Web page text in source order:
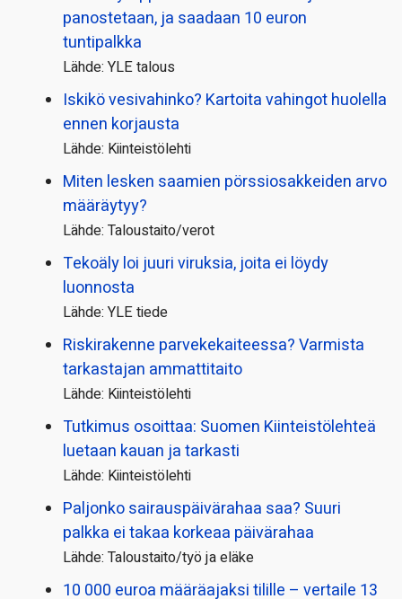
panostetaan, ja saadaan 10 euron
tuntipalkka
Lähde: YLE talous
Iskikö vesivahinko? Kartoita vahingot huolella
ennen korjausta
Lähde: Kiinteistölehti
Miten lesken saamien pörssi­osakkeiden arvo
määräytyy?
Lähde: Taloustaito/verot
Tekoäly loi juuri viruksia, joita ei löydy
luonnosta
Lähde: YLE tiede
Riskirakenne parvekekaiteessa? Varmista
tarkastajan ammattitaito
Lähde: Kiinteistölehti
Tutkimus osoittaa: Suomen Kiinteistölehteä
luetaan kauan ja tarkasti
Lähde: Kiinteistölehti
Paljonko sairauspäivä­rahaa saa? Suuri
palkka ei takaa korkeaa päivärahaa
Lähde: Taloustaito/työ ja eläke
10 000 euroa määräajaksi tilille – vertaile 13